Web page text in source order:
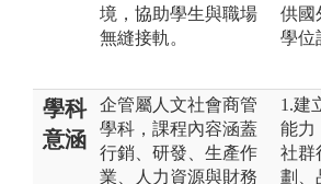
境，協助學生與職場
無縫接軌。
供國
學位
學科
意涵
企管屬人文社會商管
學科，課程內容涵蓋
行銷、研發、生產作
業、人力資源與財務
1.建
能力
社群
劃、